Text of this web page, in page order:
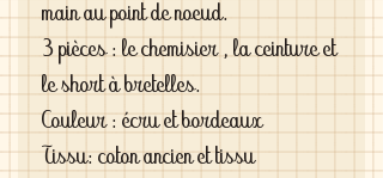
main au point de noeud.
3 pièces : le chemisier , la ceinture et
le short à bretelles.
Couleur : écru et bordeaux
Tissu: coton ancien et tissu